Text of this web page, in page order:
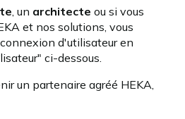
, un architecte ou si vous
et nos solutions, vous
d'utilisateur en
ci-dessous.
un partenaire agréé HEKA,